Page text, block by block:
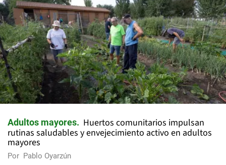
Adultos mayores
Huertos comunitarios impulsan
rutinas saludables y envejecimiento activo en adultos
mayores
Por Pablo Oyarzún